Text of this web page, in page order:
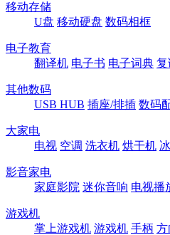
移动存储
U盘 移动硬盘 数码相框
电子教育
翻译机 电子书 电子词典 复
其他数码
USB HUB 插座/排插 数码
大家电
电视 空调 洗衣机 烘干机
影音家电
家庭影院 迷你音响 电视播
游戏机
掌上游戏机 游戏机 手柄 方